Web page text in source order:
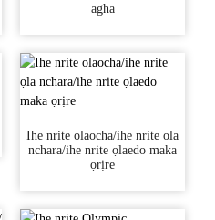
agha
Ihe nrite ọlaọcha/ihe nrite ọla
nchara/ihe nrite ọlaedo maka
ọrịre